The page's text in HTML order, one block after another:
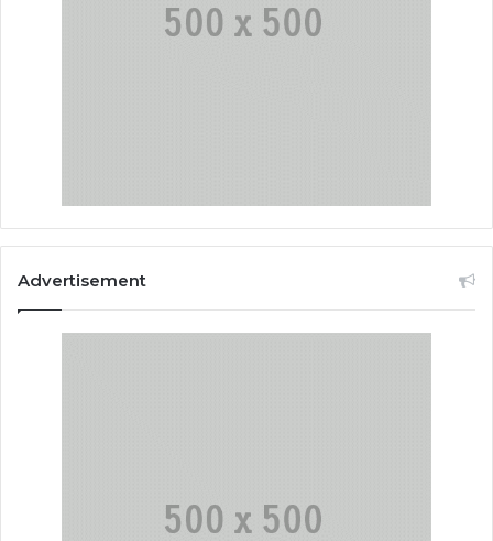
Advertisement